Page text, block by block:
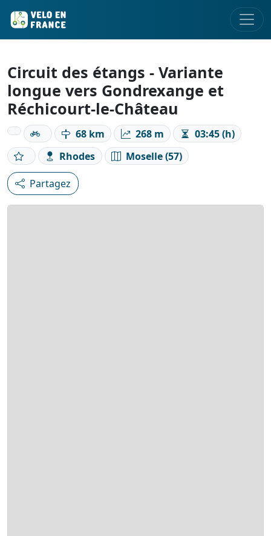
Circuit des étangs - Variante
longue vers Gondrexange et
Réchicourt-le-Château
68 km 268 m
03:45 (h)
Rhodes
Moselle (57)
Partagez